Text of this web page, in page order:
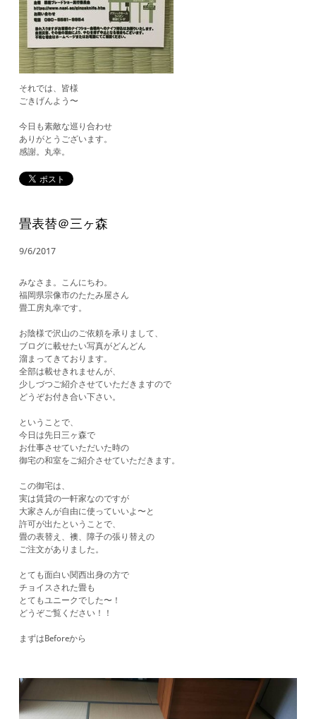
それでは、皆様
ごきげんよう〜
今日も素敵な巡り合わせ
ありがとうございます。
​感謝。丸幸。
畳表替＠三ヶ森
9/6/2017
みなさま。こんにちわ。
福岡県宗像市のたたみ屋さん
畳工房丸幸です。
お陰様で沢山のご依頼を承りまして、
ブログに載せたい写真がどんどん
溜まってきております。
全部は載せきれませんが、
少しづつご紹介させていただきますので
どうぞお付き合い下さい。
​ということで、
今日は先日三ヶ森で
お仕事させていただいた時の
御宅の和室をご紹介させていただきます。
この御宅は、
実は賃貸の一軒家なのですが
大家さんが自由に使っていいよ〜と
許可が出たということで、
畳の表替え、襖、障子の張り替えの
ご注文がありました。
とても面白い関西出身の方で
チョイスされた畳も
とてもユニークでした〜！
どうぞご覧ください！！
​まずはBeforeから